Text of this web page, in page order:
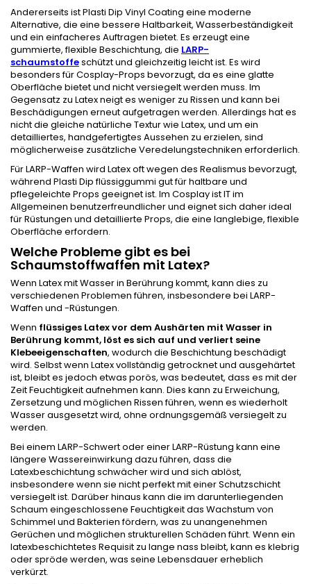
Andererseits ist Plasti Dip Vinyl Coating eine moderne
Alternative, die eine bessere Haltbarkeit, Wasserbeständigkeit
und ein einfacheres Auftragen bietet. Es erzeugt eine
gummierte, flexible Beschichtung, die LARP-
schaumstoffeschützt und gleichzeitig leicht ist. Es wird
besonders für Cosplay-Props bevorzugt, da es eine glatte
Oberfläche bietet und nicht versiegelt werden muss. Im
Gegensatz zu Latex neigt es weniger zu Rissen und kann bei
Beschädigungen erneut aufgetragen werden. Allerdings hat es
nicht die gleiche natürliche Textur wie Latex, und um ein
detailliertes, handgefertigtes Aussehen zu erzielen, sind
möglicherweise zusätzliche Veredelungstechniken erforderlich.
Für LARP-Waffen wird Latex oft wegen des Realismus bevorzugt,
während Plasti Dip flüssiggummi gut für haltbare und
pflegeleichte Props geeignet ist. Im Cosplay ist IT im
Allgemeinen benutzerfreundlicher und eignet sich daher ideal
für Rüstungen und detaillierte Props, die eine langlebige, flexible
Oberfläche erfordern.
Welche Probleme gibt es bei
Schaumstoffwaffen mit Latex?
Wenn Latex mit Wasser in Berührung kommt, kann dies zu
verschiedenen Problemen führen, insbesondere bei LARP-
Waffen und -Rüstungen.
Wenn flüssiges Latex vor dem Aushärten mit Wasser in
Berührung kommt, löst es sich auf und verliert seine
Klebeeigenschaften, wodurch die Beschichtung beschädigt
wird. Selbst wenn Latex vollständig getrocknet und ausgehärtet
ist, bleibt es jedoch etwas porös, was bedeutet, dass es mit der
Zeit Feuchtigkeit aufnehmen kann. Dies kann zu Erweichung,
Zersetzung und möglichen Rissen führen, wenn es wiederholt
Wasser ausgesetzt wird, ohne ordnungsgemäß versiegelt zu
werden.
Bei einem LARP-Schwert oder einer LARP-Rüstung kann eine
längere Wassereinwirkung dazu führen, dass die
Latexbeschichtung schwächer wird und sich ablöst,
insbesondere wenn sie nicht perfekt mit einer Schutzschicht
versiegelt ist. Darüber hinaus kann die im darunterliegenden
Schaum eingeschlossene Feuchtigkeit das Wachstum von
Schimmel und Bakterien fördern, was zu unangenehmen
Gerüchen und möglichen strukturellen Schäden führt. Wenn ein
latexbeschichtetes Requisit zu lange nass bleibt, kann es klebrig
oder spröde werden, was seine Lebensdauer erheblich
verkürzt.